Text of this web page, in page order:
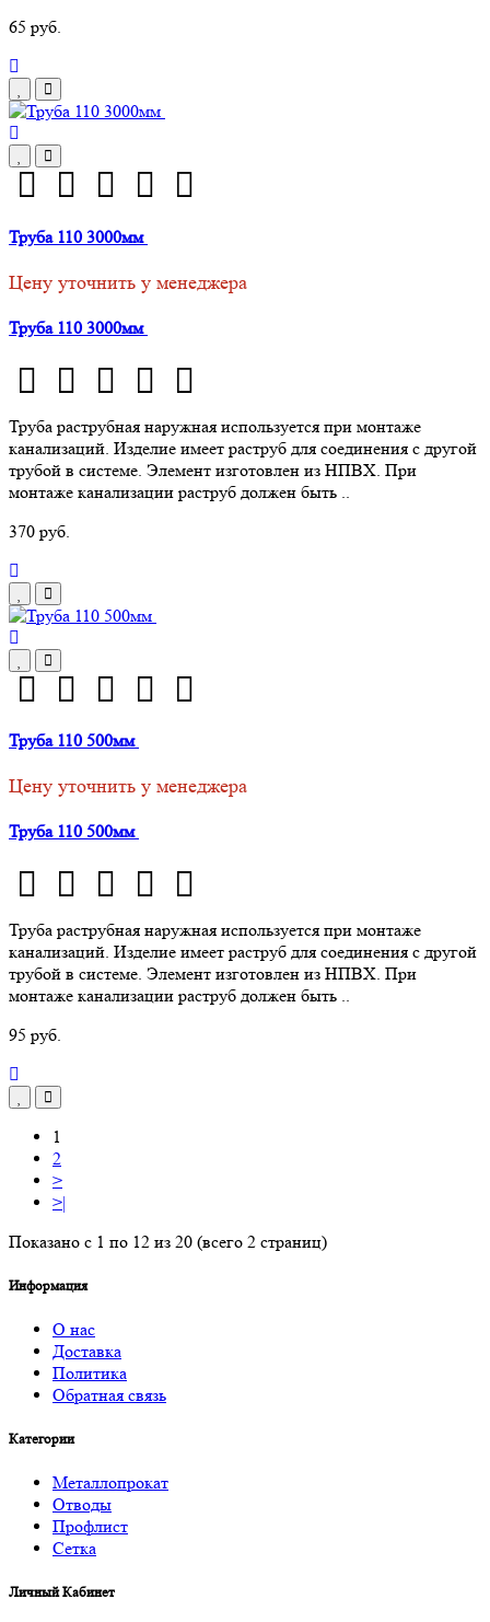
65 руб.
Труба 110 3000мм
Цену уточнить у менеджера
Труба 110 3000мм
Труба раструбная наружная используется при монтаже
канализаций. Изделие имеет раструб для соединения с другой
трубой в системе. Элемент изготовлен из НПВХ. При
монтаже канализации раструб должен быть ..
370 руб.
Труба 110 500мм
Цену уточнить у менеджера
Труба 110 500мм
Труба раструбная наружная используется при монтаже
канализаций. Изделие имеет раструб для соединения с другой
трубой в системе. Элемент изготовлен из НПВХ. При
монтаже канализации раструб должен быть ..
95 руб.
1
2
>
>|
Показано с 1 по 12 из 20 (всего 2 страниц)
Информация
О нас
Доставка
Политика
Обратная связь
Категории
Металлопрокат
Отводы
Профлист
Сетка
Личный Кабинет